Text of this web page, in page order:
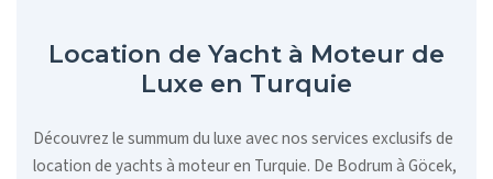
Location de Yacht à Moteur de
Luxe en Turquie
Découvrez le summum du luxe avec nos services exclusifs de
location de yachts à moteur en Turquie. De Bodrum à Göcek,